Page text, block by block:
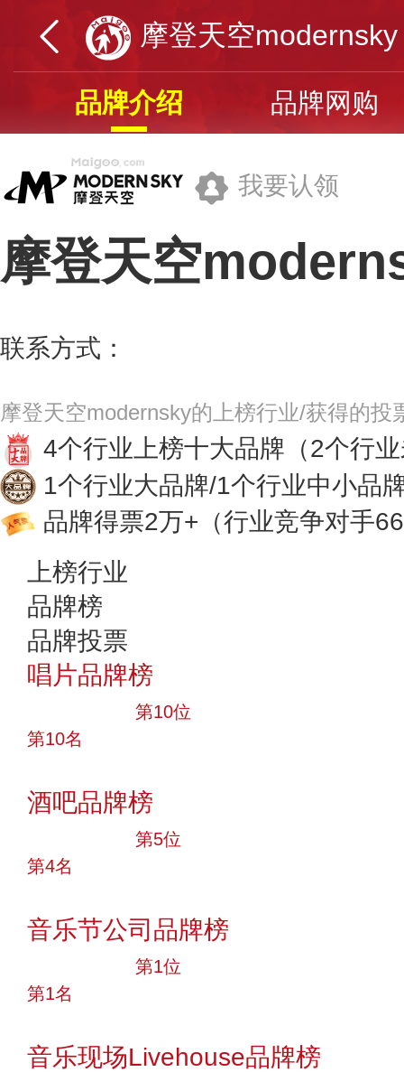
摩登天空modernsky
品牌介绍 品牌网购
我要认领
摩登天空
联系方式：
摩登天空modernsky的上榜行业/获得的投
4个行业上榜十大品牌 （2个行
1个行业大品牌/1个行业中小品
品牌得票2万+ （行业竞争对手
上榜行业
品牌榜
品牌投票
唱片品牌榜
第10位
第10名
酒吧品牌榜
第5位
第4名
音乐节公司品牌榜
第1位
第1名
音乐现场Livehouse品牌榜